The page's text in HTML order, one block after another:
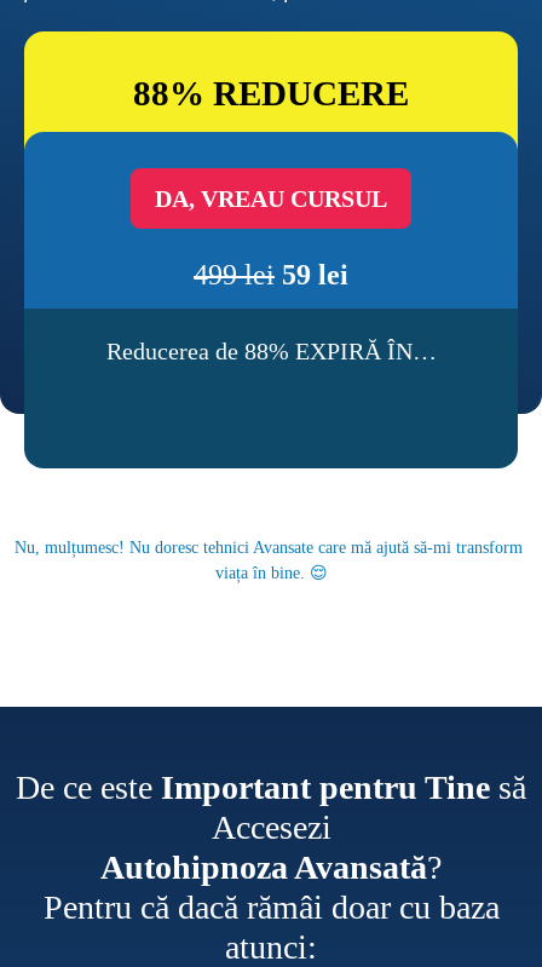
88% REDUCERE
DA, VREAU CURSUL
499 lei 59 lei
Reducerea de 88% EXPIRĂ ÎN…
Nu, mulțumesc! Nu doresc tehnici Avansate care mă ajută să-mi transform
viața în bine. 😌
De ce este Important pentru Tine să
Accesezi
Autohipnoza Avansată?
Pentru că dacă rămâi doar cu baza
atunci: